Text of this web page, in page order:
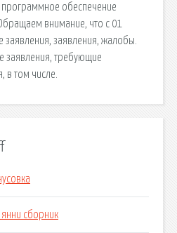
обеспечение
внимание, что с 01
заявления, жалобы.
заявления, требующие
в том числе.
янни сборник